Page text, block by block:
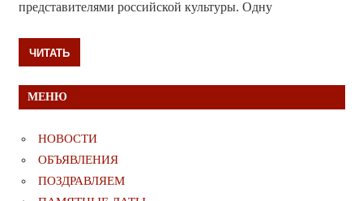
представителями российской культуры. Одну
ЧИТАТЬ
МЕНЮ
НОВОСТИ
ОБЪЯВЛЕНИЯ
ПОЗДРАВЛЯЕМ